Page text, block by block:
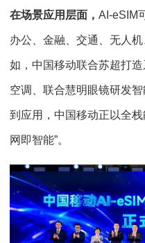
在场景应用层面， AI-eSIM
办公、金融、交通、无人
如，中国移动联合苏超打
空调、联合慧明眼镜研发
到应用，中国移动正以全
网即智能”。